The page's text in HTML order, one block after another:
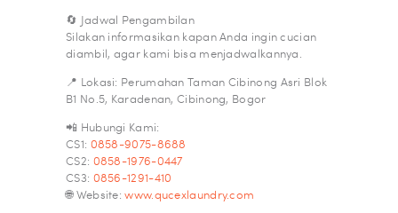
🔄 Jadwal Pengambilan
Silakan informasikan kapan Anda ingin cucian
diambil, agar kami bisa menjadwalkannya.
📍 Lokasi: Perumahan Taman Cibinong Asri Blok
B1 No.5, Karadenan, Cibinong, Bogor
📲 Hubungi Kami:
CS1: 0858-9075-8688
CS2: 0858-1976-0447
CS3: 0856-1291-410
🌐 Website:www.qucexlaundry.com